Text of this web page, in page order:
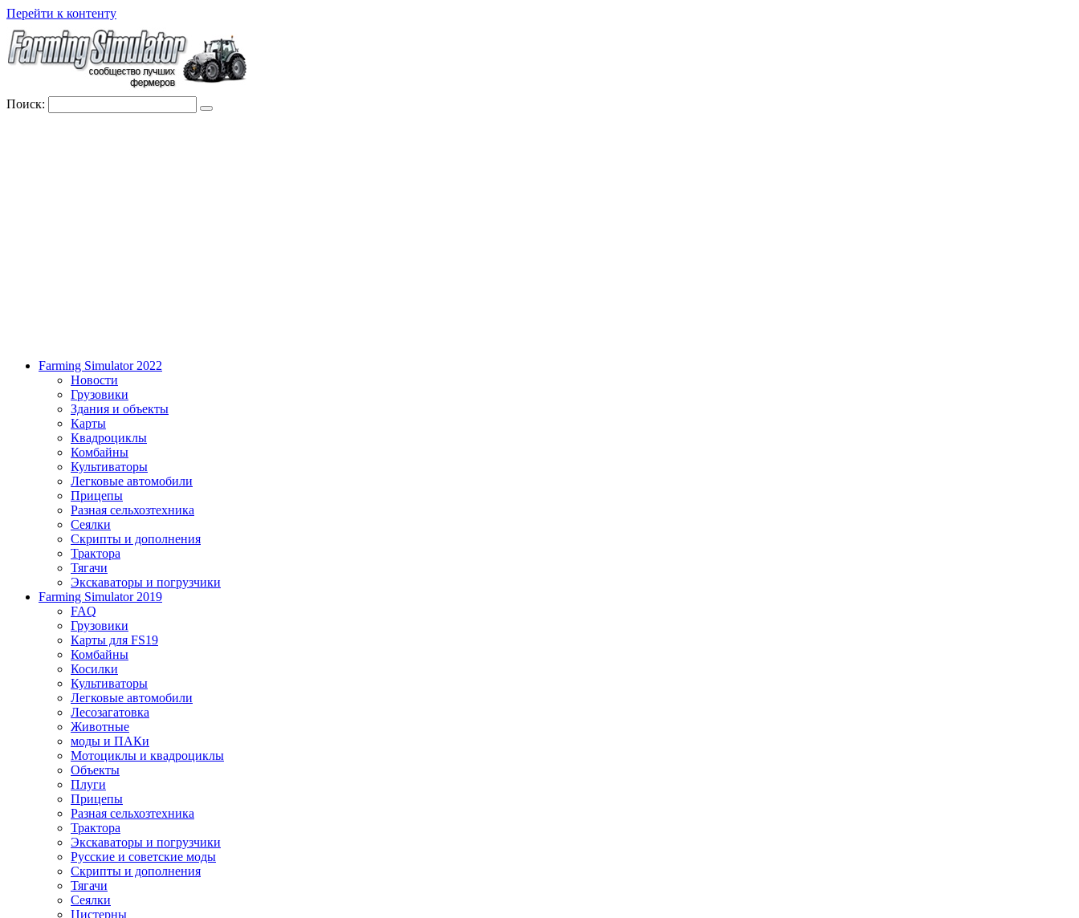
Перейти к контенту
Поиск:
Farming Simulator 2022
Новости
Грузовики
Здания и объекты
Карты
Квадроциклы
Комбайны
Культиваторы
Легковые автомобили
Прицепы
Разная сельхозтехника
Сеялки
Скрипты и дополнения
Трактора
Тягачи
Экскаваторы и погрузчики
Farming Simulator 2019
FAQ
Грузовики
Карты для FS19
Комбайны
Косилки
Культиваторы
Легковые автомобили
Лесозагатовка
Животные
моды и ПАКи
Мотоциклы и квадроциклы
Объекты
Плуги
Прицепы
Разная сельхозтехника
Трактора
Экскаваторы и погрузчики
Русские и советские моды
Скрипты и дополнения
Тягачи
Сеялки
Цистерны